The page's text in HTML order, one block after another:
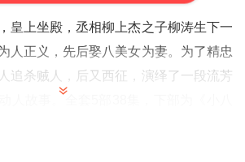
皇上坐殿，丞相柳上杰之子柳涛生下一
人正义，先后娶八美女为妻。为了精忠
追杀贼人，后又西征，演绎了一段流芳
美图》共5部38集 每集时长约55分钟